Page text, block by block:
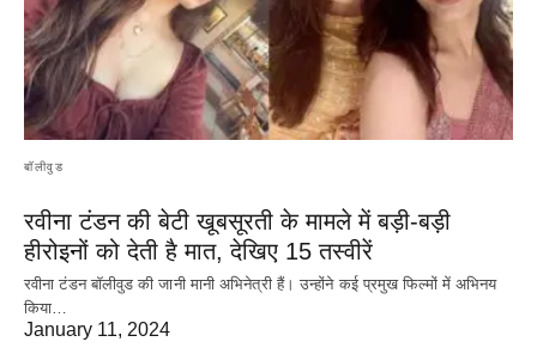
बॉलीवुड
रवीना टंडन की बेटी खूबसूरती के मामले में बड़ी-बड़ी
हीरोइनों को देती है मात, देखिए 15 तस्वीरें
रवीना टंडन बॉलीवुड की जानी मानी अभिनेत्री हैं। उन्होंने कई प्रमुख फिल्मों में अभिनय
किया…
January 11, 2024